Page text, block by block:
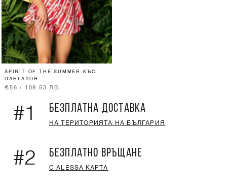
SPIRIT OF THE SUMMER КЪС
ПАНТАЛОН
€56 / 109.53 ЛВ.
#1 БЕЗПЛАТНА ДОСТАВКА
НА ТЕРИТОРИЯТА НА БЪЛГАРИЯ
#2 БЕЗПЛАТНО ВРЪЩАНЕ
С ALESSA КАРТА